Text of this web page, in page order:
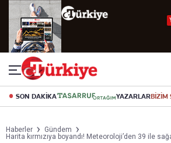
SON DAKİKA YAZARLARBİZİM
Haberler
Gündem
Harita kırmızıya boyandı! Meteoroloji’den 39 ile